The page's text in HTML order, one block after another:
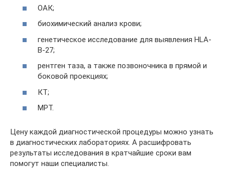
ОАК;
биохимический анализ крови;
генетическое исследование для выявления HLA-
B-27;
рентген таза, а также позвоночника в прямой и
боковой проекциях;
КТ;
МРТ.
Цену каждой диагностической процедуры можно узнать
в диагностических лабораториях. А расшифровать
результаты исследования в кратчайшие сроки вам
помогут наши специалисты.